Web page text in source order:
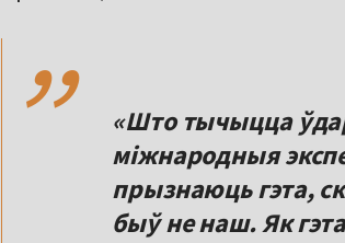
,,
«Што тычыцца
міжнародныя
прызнаюць гэта,
быў не наш. Як